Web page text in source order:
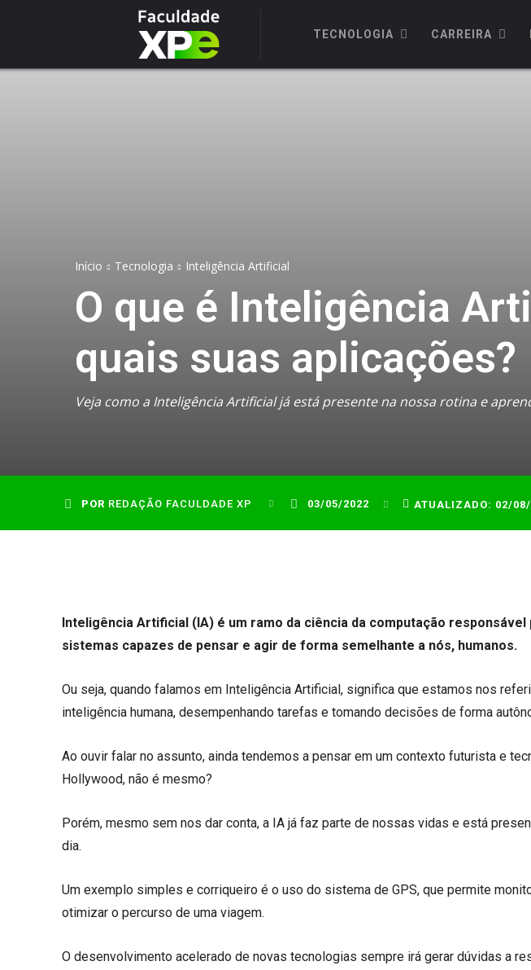
TECNOLOGIA CARREIRA
Início Tecnologia Inteligência Artificial
O que é Inteligência
quais suas aplicações?
Veja como a Inteligência Artificial já está presente na nossa rotina e
POR REDAÇÃO FACULDADE XP 03/05/2022 ATUALIZADO: 02/
Inteligência Artificial (IA) é um ramo da ciência da computação
sistemas capazes de pensar e agir de forma semelhante a nós, humanos.
Ou seja, quando falamos em Inteligência Artificial, significa que estamos nos
inteligência humana, desempenhando tarefas e tomando decisões de forma
Ao ouvir falar no assunto, ainda tendemos a pensar em um contexto futurista e
Hollywood, não é mesmo?
Porém, mesmo sem nos dar conta, a IA já faz parte de nossas vidas e está
dia.
Um exemplo simples e corriqueiro é o uso do sistema de GPS, que permite
otimizar o percurso de uma viagem.
O desenvolvimento acelerado de novas tecnologias sempre irá gerar dúvidas a